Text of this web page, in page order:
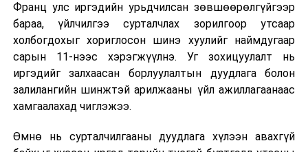
2026 оны 9 дүгээр сарын 13-наас оюутнуудыг
дотуур байранд оруулж эхэлнэ.
Сургууль, цэцэрлэгийн үйл ажиллагааны
зохицуулалт
2026 оны 8 дугаар сарын 17–28-ны өдрүүдэд
байранд элсэлт, бүртгэл болон бусад аливаа
Франц улс иргэдийн урьдчилсан зөвшөөрөлгүйгээр
бараа, үйлчилгээ сурталчлах зорилгоор утсаар
холбогдохыг хориглосон шинэ хуулийг наймдугаар
сарын 11-нээс хэрэгжүүлнэ. Уг зохицуулалт нь
иргэдийг залхаасан борлуулалтын дуудлага болон
залилангийн шинжтэй арилжааны үйл ажиллагаанаас
хамгаалахад чиглэжээ.
Өмнө нь сурталчилгааны дуудлага хүлээн авахгүй